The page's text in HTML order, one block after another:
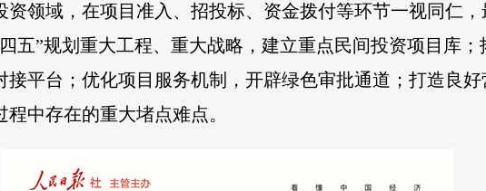
领域，在项目准入、招投标、资金拨付等环节一视同仁
五”规划重大工程、重大战略，建立重点民间投资项目库
平台；优化项目服务机制，开辟绿色审批通道；打造良
中存在的重大堵点难点。